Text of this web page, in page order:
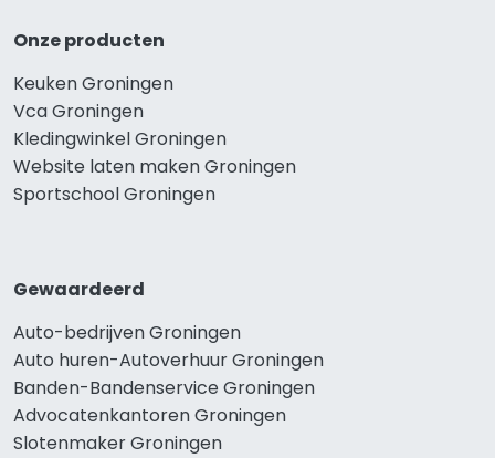
Onze producten
Keuken Groningen
Vca Groningen
Kledingwinkel Groningen
Website laten maken Groningen
Sportschool Groningen
Gewaardeerd
Auto-bedrijven Groningen
Auto huren-Autoverhuur Groningen
Banden-Bandenservice Groningen
Advocatenkantoren Groningen
Slotenmaker Groningen